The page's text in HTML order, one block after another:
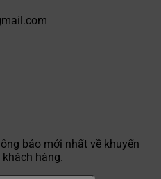
báo mới nhất về khuyến
hàng.